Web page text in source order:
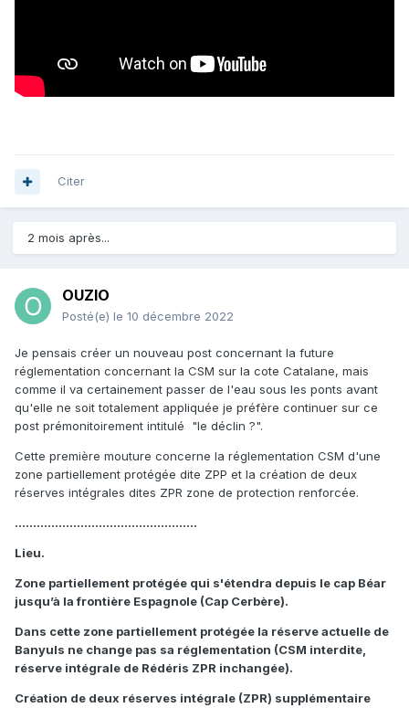
Citer
2 mois après...
OUZIO
Posté(e) le 10 décembre 2022
Je pensais créer un nouveau post concernant la future
réglementation concernant la CSM sur la cote Catalane, mais
comme il va certainement passer de l'eau sous les ponts avant
qu'elle ne soit totalement appliquée je préfère continuer sur ce
post prémonitoirement intitulé "le déclin ?".
Cette première mouture concerne la réglementation CSM d'une
zone partiellement protégée dite ZPP et la création de deux
réserves intégrales dites ZPR zone de protection renforcée.
..................................................
Lieu.
Zone partiellement protégée qui s'étendra depuis le cap Béar
jusqu’à la frontière Espagnole (Cap Cerbère).
Dans cette zone partiellement protégée la réserve actuelle de
Banyuls ne change pas sa réglementation (CSM interdite,
réserve intégrale de Rédéris ZPR inchangée).
Création de deux réserves intégrale (ZPR) supplémentaire